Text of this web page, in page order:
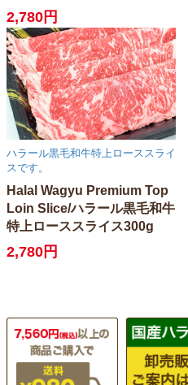
2,780円
ハラール黒毛和牛特上ローススライ
スです。
Halal Wagyu Premium Top
Loin Slice/ハラール黒毛和牛
特上ローススライス300g
2,780円